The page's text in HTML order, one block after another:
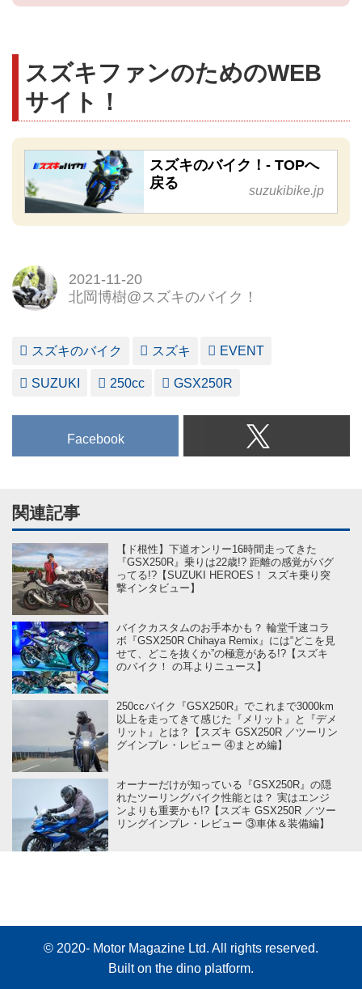
スズキファンのためのWEB
サイト！
スズキのバイク！- TOPへ
戻る
suzukibike.jp
2021-11-20
北岡博樹@スズキのバイク！
スズキのバイク スズキ EVENT
SUZUKI 250cc GSX250R
Facebook
関連記事
【ド根性】下道オンリー16時間走ってきた
『GSX250R』乗りは22歳!? 距離の感覚がバグ
ってる!?【SUZUKI HEROES！ スズキ乗り突
撃インタビュー】
バイクカスタムのお手本かも？ 輪堂千速コラ
ボ『GSX250R Chihaya Remix』には“どこを見
せて、どこを抜くか”の極意がある!?【スズキ
のバイク！ の耳よりニュース】
250ccバイク『GSX250R』でこれまで3000km
以上を走ってきて感じた『メリット』と『デメ
リット』とは？【スズキ GSX250R ／ツーリン
グインプレ・レビュー ④まとめ編】
オーナーだけが知っている『GSX250R』の隠
れたツーリングバイク性能とは？ 実はエンジ
ンよりも重要かも!?【スズキ GSX250R ／ツー
リングインプレ・レビュー ③車体＆装備編】
© 2020- Motor Magazine Ltd. All rights reserved.
Built on the dino platform.